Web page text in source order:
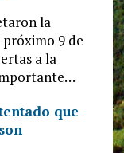
la
próximo 9 de
a la
que